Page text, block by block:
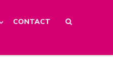
CONTACT